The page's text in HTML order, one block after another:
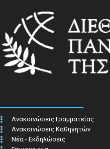
Ανακοινώσεις Γραμματείας
Ανακοινώσεις Καθηγητών
Νέα - Εκδηλώσεις